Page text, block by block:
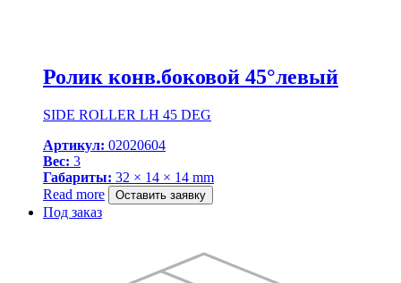
Ролик конв.боковой 45°левый
SIDE ROLLER LH 45 DEG
Артикул: 02020604
Вес: 3
Габариты: 32 × 14 × 14 mm
Read more
Оставить заявку
Под заказ